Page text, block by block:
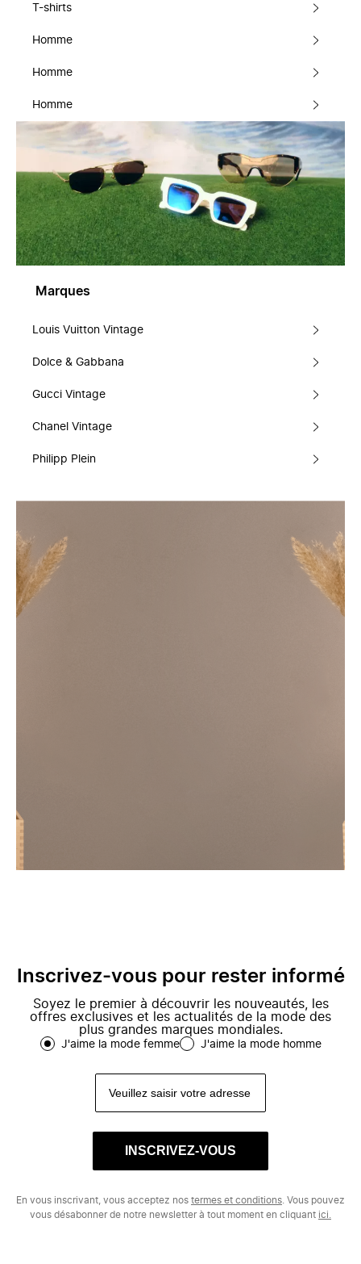
T-shirts
Homme
Homme
Homme
Marques
Louis Vuitton Vintage
Dolce & Gabbana
Gucci Vintage
Chanel Vintage
Philipp Plein
Inscrivez-vous pour rester informé
Soyez le premier à découvrir les nouveautés, les
offres exclusives et les actualités de la mode des
plus grandes marques mondiales.
J'aime la mode femme J'aime la mode homme
INSCRIVEZ-VOUS
En vous inscrivant, vous acceptez nos termes et conditions . Vous pouvez
vous désabonner de notre newsletter à tout moment en cliquant ici.